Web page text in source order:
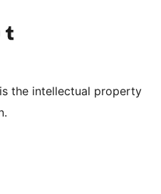
channel
Visit our Tumblr account
the intellectual property